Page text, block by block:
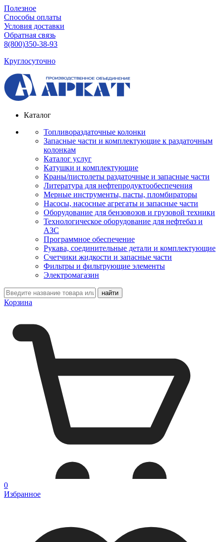
Полезное
Способы оплаты
Условия доставки
Обратная связь
8(800)350-38-93
Круглосуточно
Каталог
Топливораздаточные колонки
Запасные части и комплектующие к раздаточным
колонкам
Каталог услуг
Катушки и комплектующие
Краны/пистолеты раздаточные и запасные части
Литература для нефтепродуктообеспечения
Мерные инструменты, пасты, пломбираторы
Насосы, насосные агрегаты и запасные части
Оборудование для бензовозов и грузовой техники
Технологическое оборудование для нефтебаз и
АЗС
Программное обеспечение
Рукава, соединительные детали и комплектующие
Счетчики жидкости и запасные части
Фильтры и фильтрующие элементы
Электромагазин
Корзина
0
Избранное